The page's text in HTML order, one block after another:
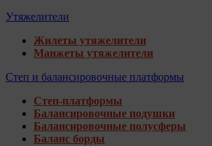
Утяжелители
Жилеты утяжелители
Манжеты утяжелители
Степ и балансировочные платформы
Степ-платформы
Балансировочные подушки
Балансировочные полусферы
Баланс борды